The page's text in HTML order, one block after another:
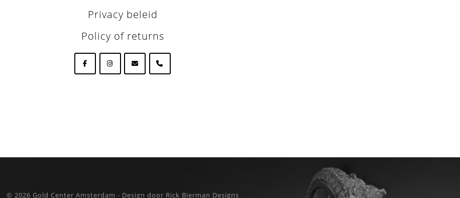
Privacy beleid
Policy of returns
© 2026 Gold Center Amsterdam - Design door Rick Bierman Designs